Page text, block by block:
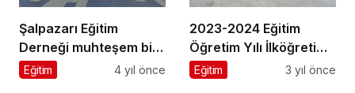
Şalpazarı Eğitim
Derneği muhteşem bir
organizasyonu daha
Eğitim 4 yıl önce
2023-2024 Eğitim
Öğretim Yılı İlköğretim
Haftası kutlandı
Eğitim 3 yıl önce